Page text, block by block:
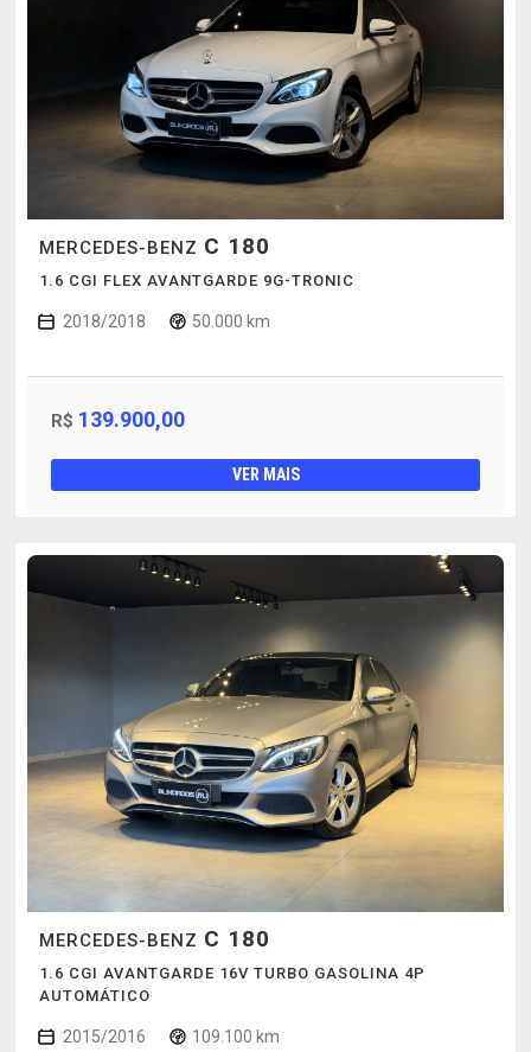
MERCEDES-BENZ C 180
1.6 CGI FLEX AVANTGARDE 9G-TRONIC
2018/2018 50.000 km
R$ 139.900,00
VER MAIS
MERCEDES-BENZ C 180
1.6 CGI AVANTGARDE 16V TURBO GASOLINA 4P
AUTOMÁTICO
2015/2016 109.100 km